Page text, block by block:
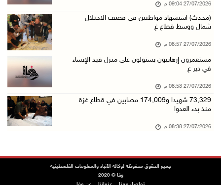
27/07/2026 09:04 م
(محدث) استشهاد مواطنين في قصف الاحتلال
شمال ووسط قطاع غ
27/07/2026 08:57 م
مستعمرون إرهابيون يستولون على منزل قيد الإنشاء
في دير ع
27/07/2026 08:53 م
73,329 شهيدا و174,009 مصابين في قطاع غزة
منذ بدء العدوا
27/07/2026 08:38 م
جميع الحقوق محفوظة لوكالة الأنباء والمعلومات الفلسطينية
وفا © 2020